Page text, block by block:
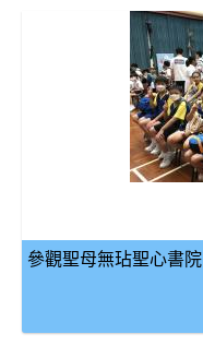
參觀聖母無玷聖心書院